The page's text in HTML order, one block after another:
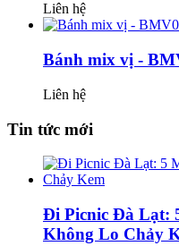
Liên hệ
Bánh mix vị -
Liên hệ
Tin tức mới
Đi Picnic Đà Lạt:
Không Lo Chảy